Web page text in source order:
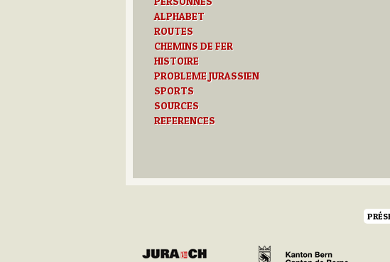
ALPHABET
ROUTES
CHEMINS DE FER
HISTOIRE
PROBLEME JURASSIEN
SPORTS
SOURCES
REFERENCES